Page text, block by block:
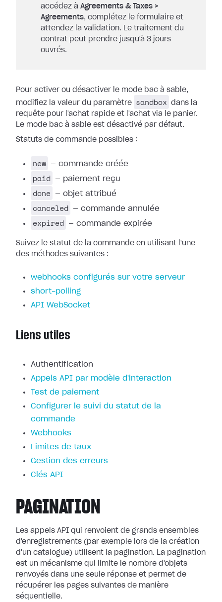
accédez à Agreements & Taxes >
Agreements, complétez le formulaire et
attendez la validation. Le traitement du
contrat peut prendre jusqu'à 3 jours
ouvrés.
Pour activer ou désactiver le mode bac à sable,
modifiez la valeur du paramètre
sandbox
dans la
requête pour l'achat rapide et l'achat via le panier.
Le mode bac à sable est désactivé par défaut.
Statuts de commande possibles :
new — commande créée
paid — paiement reçu
done — objet attribué
canceled — commande annulée
expired — commande expirée
Suivez le statut de la commande en utilisant l'une
des méthodes suivantes :
webhooks configurés sur votre serveur
short-polling
API WebSocket
Liens utiles
Authentification
Appels API par modèle d'interaction
Test de paiement
Configurer le suivi du statut de la
commande
Webhooks
Limites de taux
Gestion des erreurs
Clés API
PAGINATION
Les appels API qui renvoient de grands ensembles
d'enregistrements (par exemple lors de la création
d'un catalogue) utilisent la pagination. La pagination
est un mécanisme qui limite le nombre d'objets
renvoyés dans une seule réponse et permet de
récupérer les pages suivantes de manière
séquentielle.